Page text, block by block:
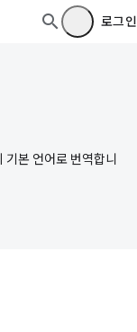
로그인
본 언어로 번역합니